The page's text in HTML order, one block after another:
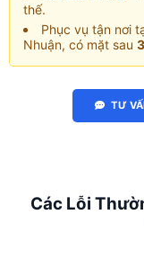
thế.
Phục vụ tận nơi
Nhuận, có mặt sau
TƯ
Các Lỗi